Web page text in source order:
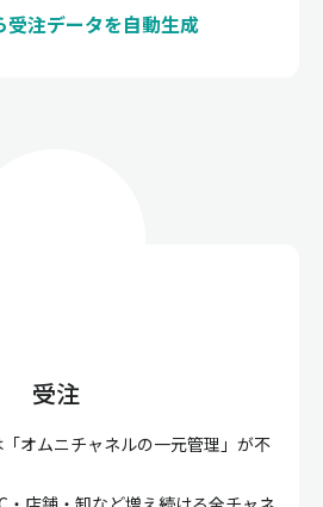
受注データを自動生成
受注
オムニチャネルの一元管理」が不